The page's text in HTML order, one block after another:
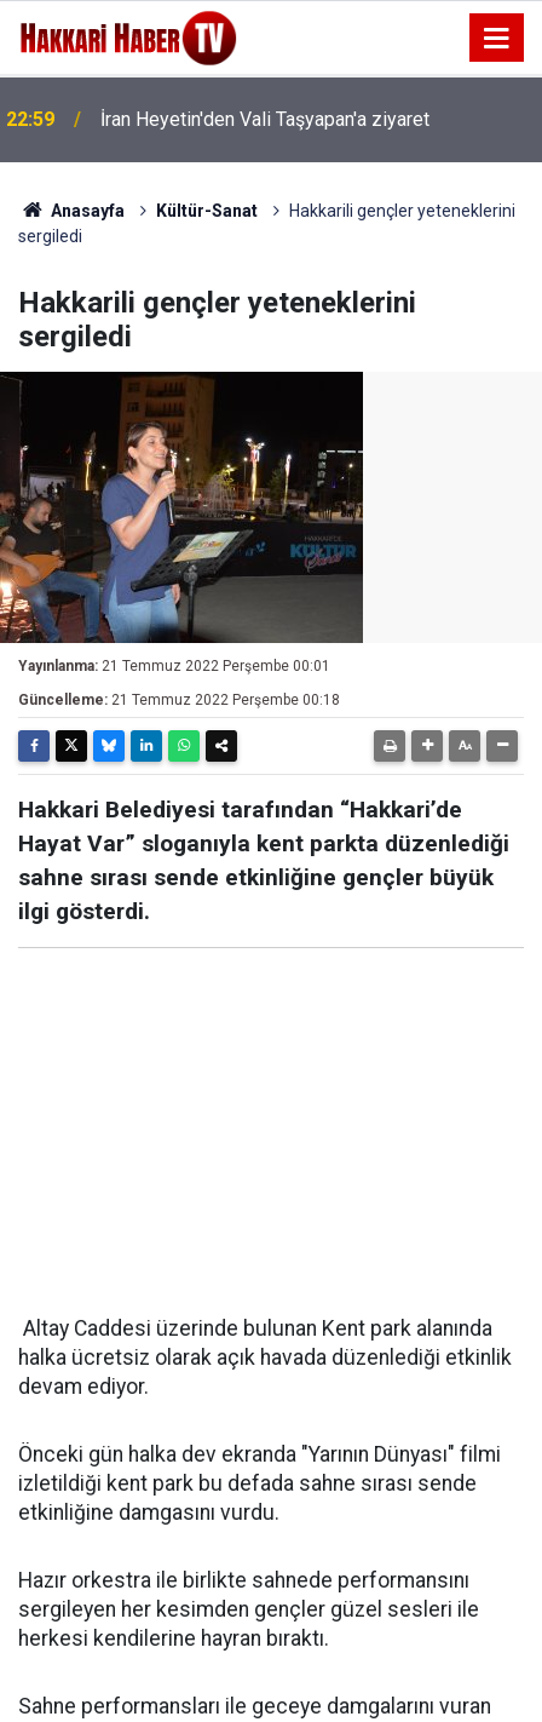
22:53
İran Sınırında 7 Kilo 720 Gram Eroin ele geçirildi
Anasayfa Kültür-Sanat
Hakkarili gençler yeteneklerini
sergiledi
Hakkarili gençler yeteneklerini
sergiledi
Yayınlanma: 21 Temmuz 2022 Perşembe 00:01
Güncelleme: 21 Temmuz 2022 Perşembe 00:18
Hakkari Belediyesi tarafından “Hakkari’de
Hayat Var” sloganıyla kent parkta düzenlediği
sahne sırası sende etkinliğine gençler büyük
ilgi gösterdi.
Altay Caddesi üzerinde bulunan Kent park alanında
halka ücretsiz olarak açık havada düzenlediği etkinlik
devam ediyor.
Önceki gün halka dev ekranda "Yarının Dünyası" filmi
izletildiği kent park bu defada sahne sırası sende
etkinliğine damgasını vurdu.
Hazır orkestra ile birlikte sahnede performansını
sergileyen her kesimden gençler güzel sesleri ile
herkesi kendilerine hayran bıraktı.
Sahne performansları ile geceye damgalarını vuran